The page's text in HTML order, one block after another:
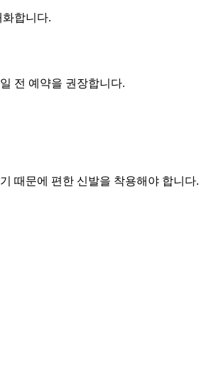
합니다.
전 예약을 권장합니다.
때문에 편한 신발을 착용해야 합니다.